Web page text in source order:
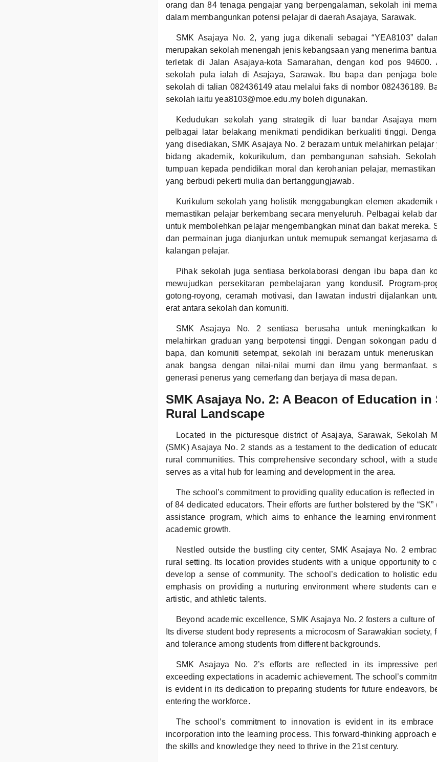
orang dan 84 tenaga pengajar yang berpengalaman, sekolah ini
dalam membangunkan potensi pelajar di daerah Asajaya, Sarawak.
SMK Asajaya No. 2, yang juga dikenali sebagai “YEA8103”
merupakan sekolah menengah jenis kebangsaan yang menerima
terletak di Jalan Asajaya-kota Samarahan, dengan kod pos 94600.
sekolah pula ialah di Asajaya, Sarawak. Ibu bapa dan penjaga
sekolah di talian 082436149 atau melalui faks di nombor 082436189.
sekolah iaitu yea8103@moe.edu.my boleh digunakan.
Kedudukan sekolah yang strategik di luar bandar Asajaya
pelbagai latar belakang menikmati pendidikan berkualiti tinggi.
yang disediakan, SMK Asajaya No. 2 berazam untuk melahirkan
bidang akademik, kokurikulum, dan pembangunan sahsiah.
tumpuan kepada pendidikan moral dan kerohanian pelajar,
yang berbudi pekerti mulia dan bertanggungjawab.
Kurikulum sekolah yang holistik menggabungkan elemen akademik
memastikan pelajar berkembang secara menyeluruh. Pelbagai kelab
untuk membolehkan pelajar mengembangkan minat dan bakat mereka.
dan permainan juga dianjurkan untuk memupuk semangat kerjasama
kalangan pelajar.
Pihak sekolah juga sentiasa berkolaborasi dengan ibu bapa dan
mewujudkan persekitaran pembelajaran yang kondusif. Program-
gotong-royong, ceramah motivasi, dan lawatan industri dijalankan
erat antara sekolah dan komuniti.
SMK Asajaya No. 2 sentiasa berusaha untuk meningkatkan
melahirkan graduan yang berpotensi tinggi. Dengan sokongan padu
bapa, dan komuniti setempat, sekolah ini berazam untuk
anak bangsa dengan nilai-nilai murni dan ilmu yang bermanfaat,
generasi penerus yang cemerlang dan berjaya di masa depan.
SMK Asajaya No. 2: A Beacon of Education in
Rural Landscape
Located in the picturesque district of Asajaya, Sarawak, Sekolah
(SMK) Asajaya No. 2 stands as a testament to the dedication of
rural communities. This comprehensive secondary school, with a
serves as a vital hub for learning and development in the area.
The school’s commitment to providing quality education is reflected
of 84 dedicated educators. Their efforts are further bolstered by the
assistance program, which aims to enhance the learning environment
academic growth.
Nestled outside the bustling city center, SMK Asajaya No. 2
rural setting. Its location provides students with a unique opportunity to
develop a sense of community. The school’s dedication to holistic
emphasis on providing a nurturing environment where students can
artistic, and athletic talents.
Beyond academic excellence, SMK Asajaya No. 2 fosters a culture
Its diverse student body represents a microcosm of Sarawakian society,
and tolerance among students from different backgrounds.
SMK Asajaya No. 2’s efforts are reflected in its impressive
exceeding expectations in academic achievement. The school’s
is evident in its dedication to preparing students for future endeavors,
entering the workforce.
The school’s commitment to innovation is evident in its
incorporation into the learning process. This forward-thinking approach
the skills and knowledge they need to thrive in the 21st century.